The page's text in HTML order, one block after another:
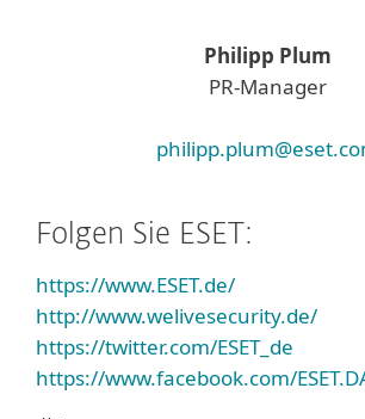
Philipp Plum
PR-Manager
Folgen Sie ESET:
https://www.ESET.de/
http://www.welivesecurity.de/
https://twitter.com/ESET_de
https://www.facebook.com/